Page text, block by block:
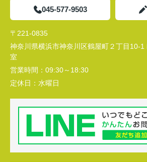
045-577-9503
〒221-0835
神奈川県横浜市神奈川区鶴屋町２丁目10-
室
営業時間： 09:30～18:30
定休日： 水曜日